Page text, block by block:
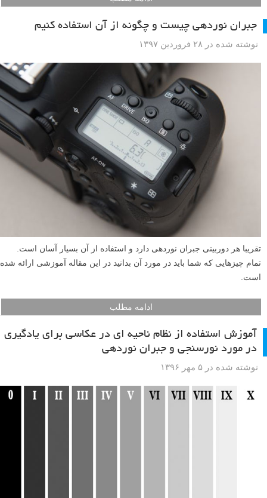
جبران نوردهی چیست و چگونه از آن استفاده کنیم
نوشته شده در ۲۸ فروردین ۱۳۹۷
تقریبا هر دوربینی جبران نوردهی دارد و استفاده از آن بسیار آسان است.
تمام چیزهایی که شما باید در مورد آن بدانید در این مقاله آموزشی ارائه شده
است.
ادامه مطلب
آموزش استفاده از نظام ناحیه ای در عکاسی برای یادگیری
در مورد نورسنجی و جبران نوردهی
نوشته شده در ۵ مهر ۱۳۹۶